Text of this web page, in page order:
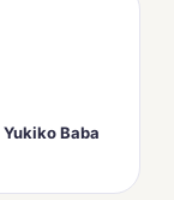
Yukiko Baba